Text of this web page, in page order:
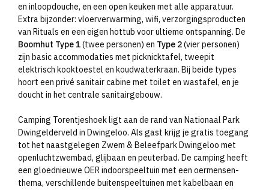
en inloopdouche, en een open keuken met alle apparatuur.
Extra bijzonder: vloerverwarming, wifi, verzorgingsproducten
van Rituals en een eigen hottub voor ultieme ontspanning. De
Boomhut Type 1(twee personen) en Type 2(vier personen)
zijn basic accommodaties met picknicktafel, tweepit
elektrisch kooktoestel en koudwaterkraan. Bij beide types
hoort een privé sanitair cabine met toilet en wastafel, en je
doucht in het centrale sanitairgebouw.
Camping Torentjeshoek ligt aan de rand van Nationaal Park
Dwingelderveld in Dwingeloo. Als gast krijg je gratis toegang
tot het naastgelegen Zwem & Beleefpark Dwingeloo met
openluchtzwembad, glijbaan en peuterbad. De camping heeft
een gloednieuwe OER indoorspeeltuin met een oermensen-
thema, verschillende buitenspeeltuinen met kabelbaan en